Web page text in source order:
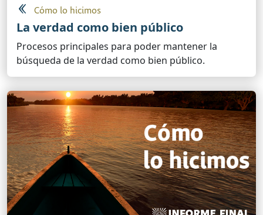
Cómo lo hicimos
La verdad como bien público
Procesos principales para poder mantener la
búsqueda de la verdad como bien público.